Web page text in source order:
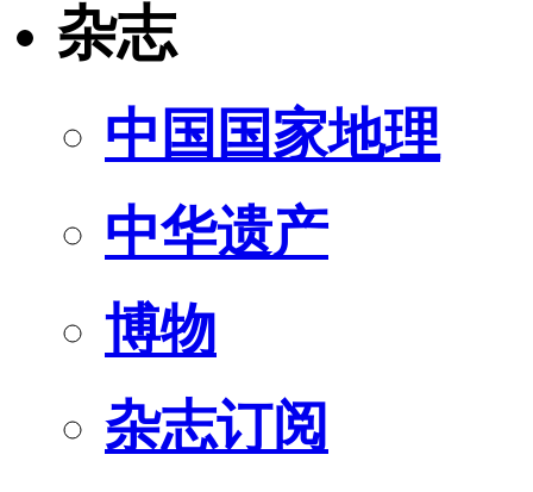
杂志
中国国家地理
中华遗产
博物
杂志订阅